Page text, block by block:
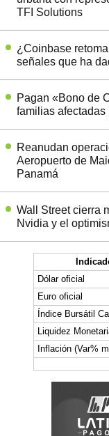
TFI Solutions
¿Coinbase
señales que ha
Pagan «Bono de
familias afectadas
Reanudan
Aeropuerto de
Panamá
Wall Street cierra
Nvidia y el
Dólar oficial
Euro oficial
Índice Bursátil
Liquidez
Inflación (Var%